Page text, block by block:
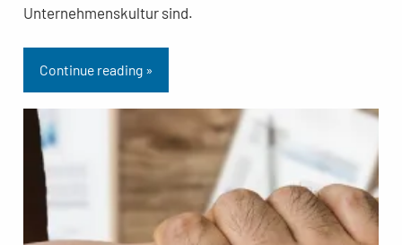
Unternehmenskultur sind.
Continue reading »